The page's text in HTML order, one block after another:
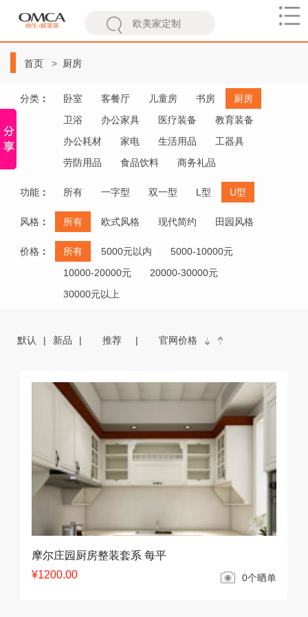
欧
首页 厨房
分类 ： 卧室 客餐厅 儿童房 书房
厨房
卫浴
办公家具 医疗装备
教育装备
办公耗材
家电 生活用品
工器具
劳防用品
食品饮料 商务礼品
功能 ： 所有 一字型 双一型 L型 U型
风格 ： 所有 欧式风格 现代简约 田园风格
价格 ： 所有 5000元以内
5000-10000元
10000-20000元
20000-30000元
30000元以上
默认 新品 推荐 官网价格
摩尔庄园厨房整装套系 每平
¥1200.00
0个晒单